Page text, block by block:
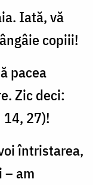
Iată, vă
copiii!
pacea
Zic deci:
14, 27)!
întristarea,
– am